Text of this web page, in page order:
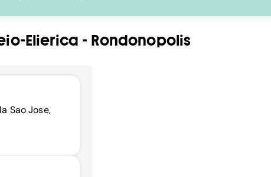
Elierica - Rondonopolis
Sao Jose,